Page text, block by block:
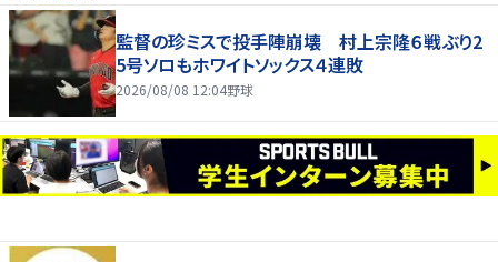
監督の珍ミスで投手陣崩壊 村上宗隆６戦ぶり2
5号ソロもホワイトソックス４連敗
2026/08/08 12:04野球